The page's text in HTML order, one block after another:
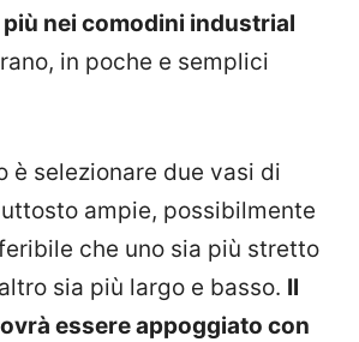
nei comodini industrial
in poche e semplici
è selezionare due vasi di
ampie, possibilmente
che uno sia più stretto
sia più largo e basso. Il
essere appoggiato con